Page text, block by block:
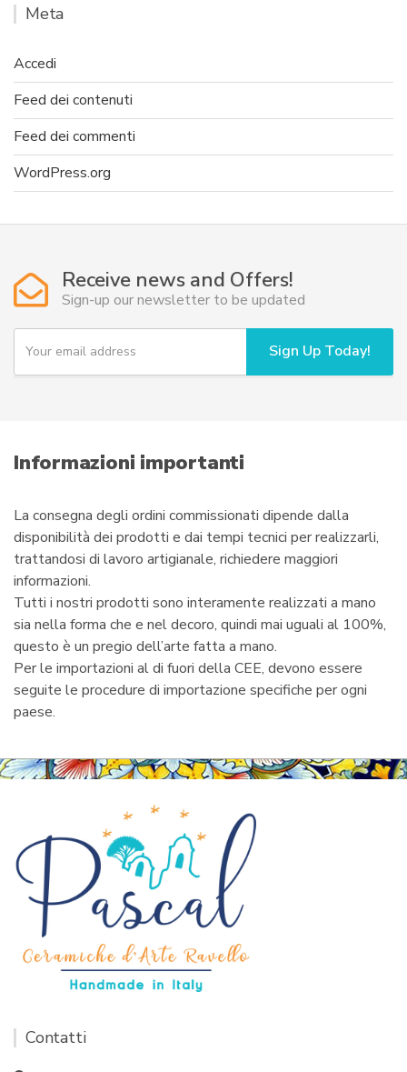
Meta
Accedi
Feed dei contenuti
Feed dei commenti
WordPress.org
Receive news and Offers!
Sign-up our newsletter to be updated
Y
u
i
l
Sign Up Today!
Informazioni importanti
La consegna degli ordini commissionati dipende dalla
disponibilità dei prodotti e dai tempi tecnici per realizzarli,
trattandosi di lavoro artigianale, richiedere maggiori
informazioni.
Tutti i nostri prodotti sono interamente realizzati a mano
sia nella forma che e nel decoro, quindi mai uguali al 100%,
questo è un pregio dell’arte fatta a mano.
Per le importazioni al di fuori della CEE, devono essere
seguite le procedure di importazione specifiche per ogni
paese.
Contatti